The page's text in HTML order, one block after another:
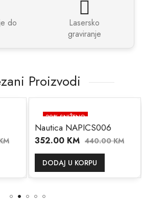
do
Lasersko
graviranje
Proizvodi
20% SNIŽENO
Nautica NAPICS006
352.00 KM 440.00KM
DODAJ U KORPU